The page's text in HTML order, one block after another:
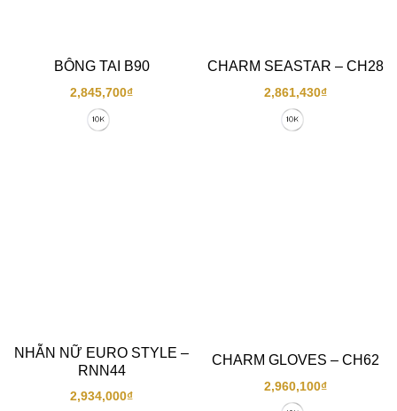
BÔNG TAI B90
2,845,700₫
CHARM SEASTAR – CH28
2,861,430₫
NHẪN NỮ EURO STYLE –
RNN44
2,934,000₫
CHARM GLOVES – CH62
2,960,100₫